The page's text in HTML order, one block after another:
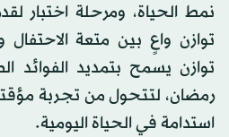
نمط الحياة، ومرحلة اختبار
توازن واعٍ بين متعة
توازن يسمح بتمديد الفوائد
رمضان، لتتحول من تجربة
استدامة في الحياة اليومية.